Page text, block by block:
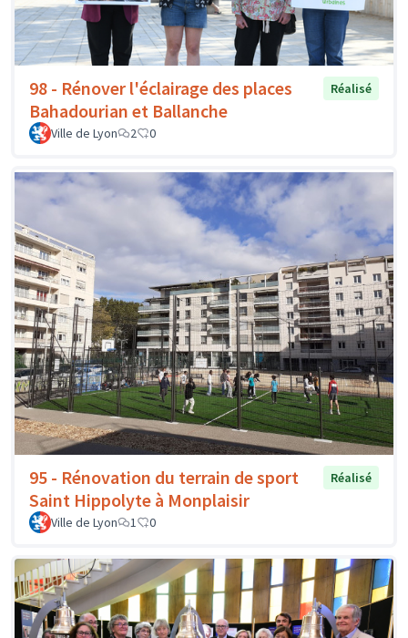
98 - Rénover l'éclairage des places
Bahadourian et Ballanche
Réalisé
Ville de Lyon 2 0
95 - Rénovation du terrain de sport
Saint Hippolyte à Monplaisir
Réalisé
Ville de Lyon 1 0